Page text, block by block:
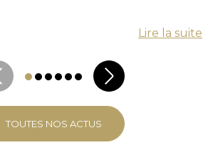
Lire la suite
TOUTES NOS ACTUS